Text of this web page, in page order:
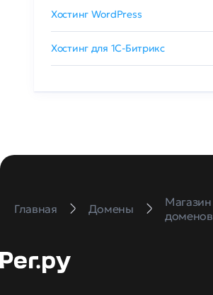
Хостинг WordPress
Хостинг для 1C-Битрикс
Главная Домены
Магазин
доменов